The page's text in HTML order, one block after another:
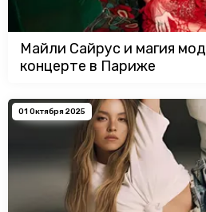
Майли Сайрус и магия
концерте в Париже
01 Октября 2025